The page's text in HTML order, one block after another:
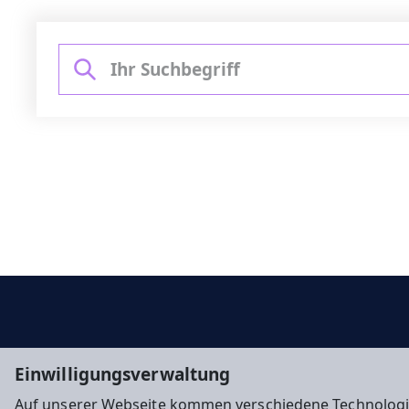
Einwilligungsverwaltung
Auf unserer Webseite kommen verschiedene